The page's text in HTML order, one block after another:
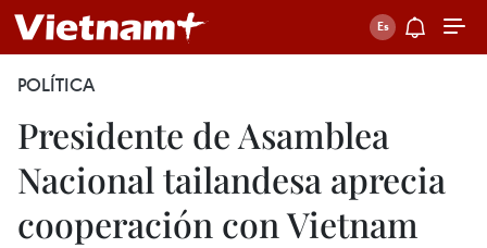
POLÍTICA
Presidente de Asamblea
Nacional tailandesa aprecia
cooperación con Vietnam